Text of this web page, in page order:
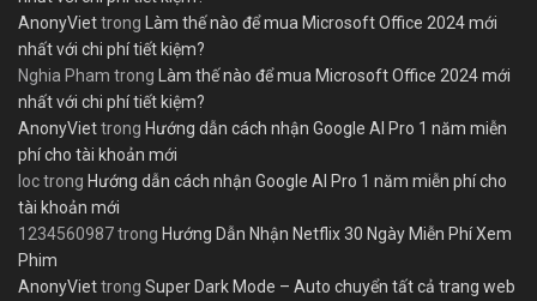
AnonyViettrong Làm thế nào để mua Microsoft Office 2024 mới
nhất với chi phí tiết kiệm?
Nghia Pham trong Làm thế nào để mua Microsoft Office 2024 mới
nhất với chi phí tiết kiệm?
AnonyViettrong Hướng dẫn cách nhận Google AI Pro 1 năm miễn
phí cho tài khoản mới
loctrong Hướng dẫn cách nhận Google AI Pro 1 năm miễn phí cho
tài khoản mới
1234560987trong Hướng Dẫn Nhận Netflix 30 Ngày Miễn Phí Xem
Phim
AnonyViettrong Super Dark Mode – Auto chuyển tất cả trang web